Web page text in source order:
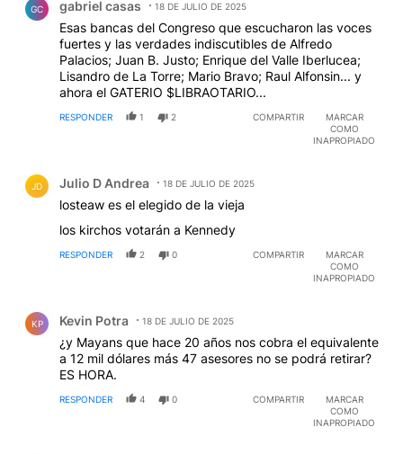
GC gabriel casas 18 DE JULIO DE 2025
Esas bancas del Congreso que escucharon las voces
fuertes y las verdades indiscutibles de Alfredo
Palacios; Juan B. Justo; Enrique del Valle Iberlucea;
Lisandro de La Torre; Mario Bravo; Raul Alfonsin... y
ahora el GATERIO $LIBRAOTARIO...
RESPONDER 1 2 COMPARTIR
MARCAR
COMO
INAPROPIADO
JD Julio D Andrea 18 DE JULIO DE 2025
losteaw es el elegido de la vieja
los kirchos votarán a Kennedy
RESPONDER 2 0 COMPARTIR
MARCAR
COMO
INAPROPIADO
KP Kevin Potra 18 DE JULIO DE 2025
¿y Mayans que hace 20 años nos cobra el equivalente
a 12 mil dólares más 47 asesores no se podrá retirar?
ES HORA.
RESPONDER 4 0 COMPARTIR
MARCAR
COMO
INAPROPIADO